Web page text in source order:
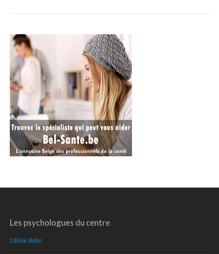
Les psychologues du centre
Céline Belin